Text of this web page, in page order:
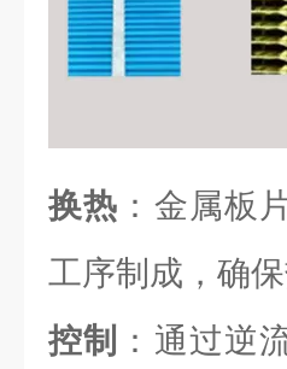
换热 ：金属板
工序制成，确
控制
：通过逆